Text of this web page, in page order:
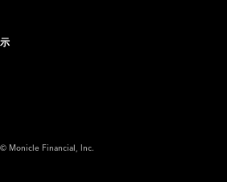
© Monicle Financial, Inc.